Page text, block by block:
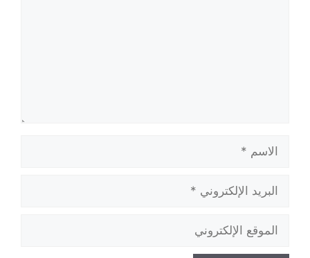
الاسم
البريد
الإلكتروني
الموقع
الإلكتروني